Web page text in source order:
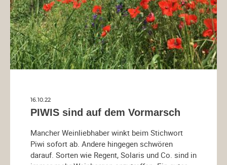
16.10.22
PIWIS sind auf dem Vormarsch
Mancher Weinliebhaber winkt beim Stichwort
Piwi sofort ab. Andere hingegen schwören
darauf. Sorten wie Regent, Solaris und Co. sind in